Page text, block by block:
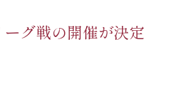
グ戦の開催が決定